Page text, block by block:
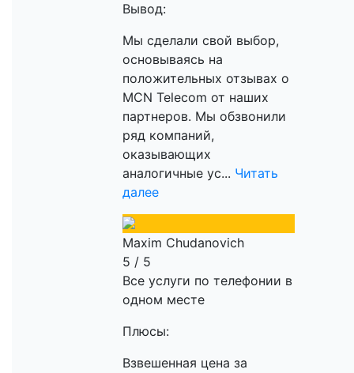
Вывод:
Мы сделали свой выбор,
основываясь на
положительных отзывах о
MCN Telecom от наших
партнеров. Мы обзвонили
ряд компаний,
оказывающих
аналогичные ус... Читать
далее
Maxim Chudanovich
5 / 5
Все услуги по телефонии в
одном месте
Плюсы:
Взвешенная цена за